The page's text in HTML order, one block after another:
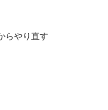
らやり直す